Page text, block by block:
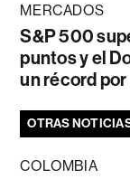
MERCADOS
S&P 500
puntos y el
un récord
OTRAS
COLOMBIA